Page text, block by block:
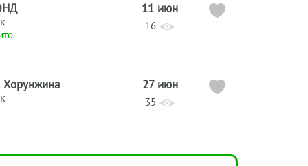
11 июн
16
Хорунжина 27 июн
35